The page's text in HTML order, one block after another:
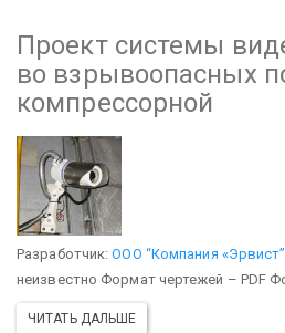
Проект системы
во взрывоопасных
компрессорной
Разработчик:ООО “Компания «Эрвист”
неизвестно Формат чертежей – PDF
ЧИТАТЬ ДАЛЬШЕ